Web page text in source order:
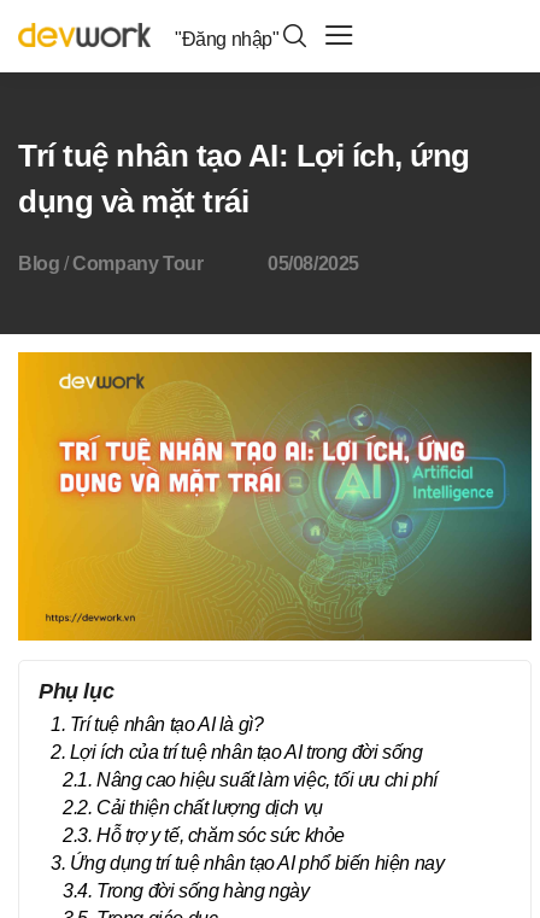
"Đăng nhập"
Trí tuệ nhân tạo AI: Lợi ích, ứng
dụng và mặt trái
Blog / Company Tour 05/08/2025
Phụ lục
1. Trí tuệ nhân tạo AI là gì?
2. Lợi ích của trí tuệ nhân tạo AI trong đời sống
2.1. Nâng cao hiệu suất làm việc, tối ưu chi phí
2.2. Cải thiện chất lượng dịch vụ
2.3. Hỗ trợ y tế, chăm sóc sức khỏe
3. Ứng dụng trí tuệ nhân tạo AI phổ biến hiện nay
3.4. Trong đời sống hàng ngày